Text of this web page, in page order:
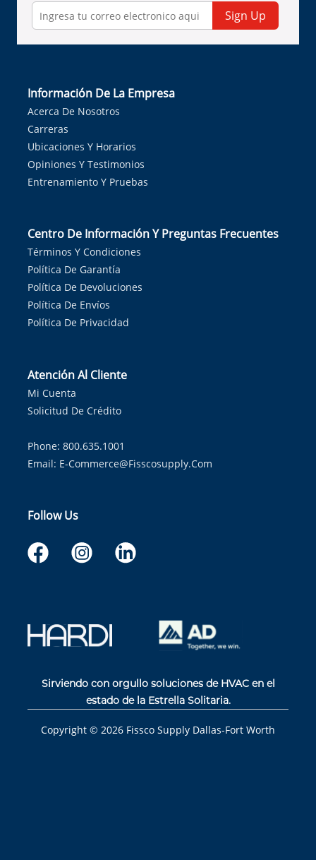
Sign Up
Información De La Empresa
Acerca De Nosotros
Carreras
Ubicaciones Y Horarios
Opiniones Y Testimonios
Entrenamiento Y Pruebas
Centro De Información Y Preguntas Frecuentes
Términos Y Condiciones
Política De Garantía
Política De Devoluciones
Política De Envíos
Política De Privacidad
Atención Al Cliente
Mi Cuenta
Solicitud De Crédito
Phone: 800.635.1001
Email: E-Commerce@fisscosupply.com
Follow Us
Sirviendo con orgullo soluciones de HVAC en el
estado de la Estrella Solitaria.
Copyright © 2026 Fissco Supply Dallas-Fort Worth